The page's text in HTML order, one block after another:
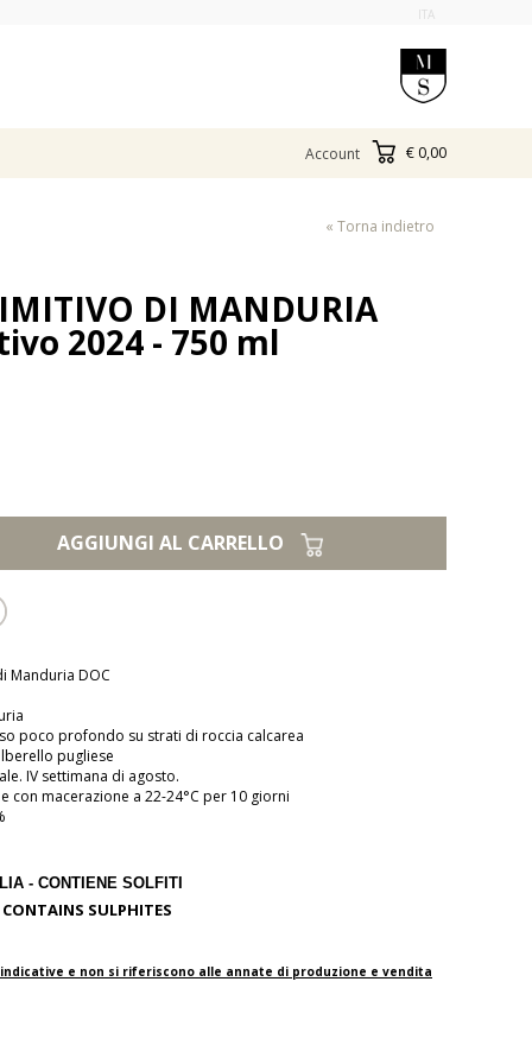
ITA
Account € 0,00
« Torna indietro
DI MANDURIA
2024 - 750 ml
AGGIUNGI AL CARRELLO
Manduria DOC
poco profondo su strati di roccia calcarea
pugliese
IV settimana di agosto.
con macerazione a 22-24°C per 10 giorni
- CONTIENE SOLFITI
SULPHITES
e non si riferiscono alle annate di produzione e vendita